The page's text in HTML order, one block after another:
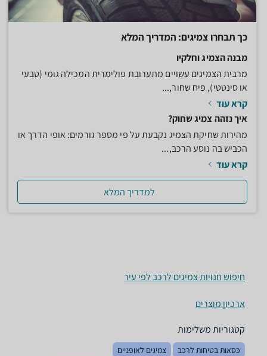
כך תבחרו צמיגים: המדריך המלא
מבנה הצמיג וחלקיו
מרבית הצמיגים עשויים מתערובת פולימרית המכילה גומי (טבעי
או סינטטי), פיח שחור,...
קרא עוד
איך נזהה צמיג שחוק?
מהירות שחיקת הצמיג נקבעת על פי מספר גורמים: אופי הדרך או
הכביש בה נוסע הרכב,...
קרא עוד
למדריך המלא
חיפוש חנויות צמיגים לרכב לפי עיר
ארכיון מוצרים
קטגוריות משלימות
כסאות בטיחות לרכב
צמיגים לאופניים